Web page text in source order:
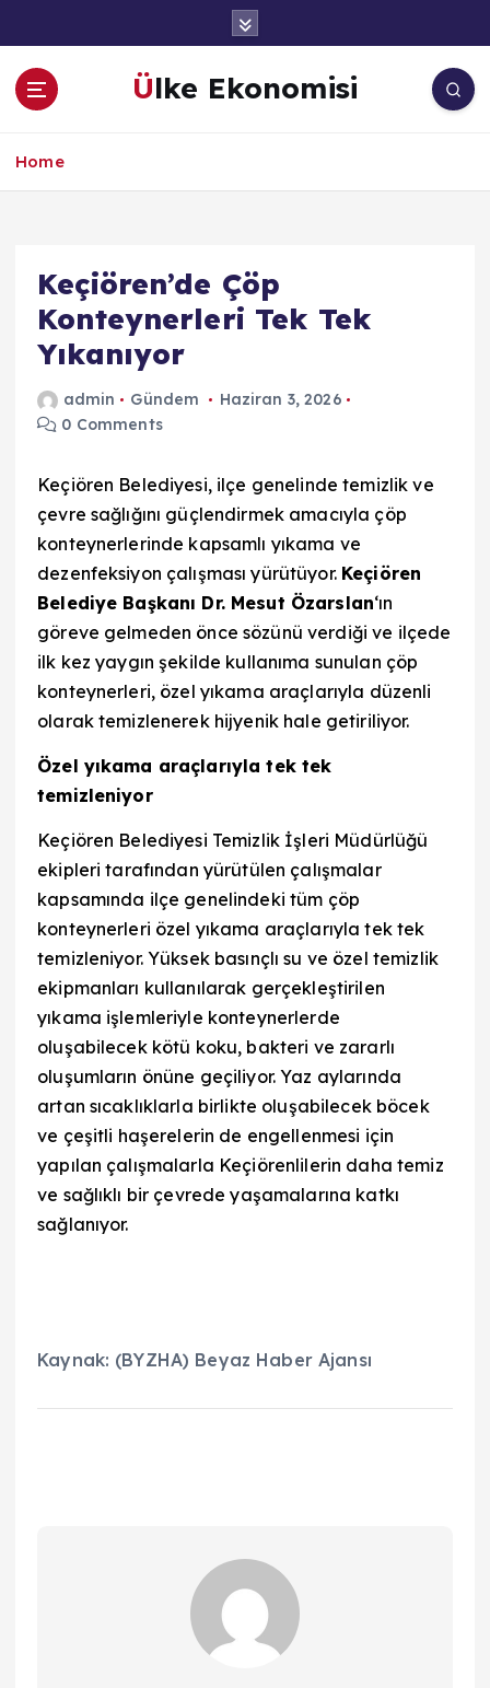
a
Ülke Ekonomisi
Home
Keçiören’de Çöp
Konteynerleri Tek Tek
Yıkanıyor
admin Gündem
Haziran 3, 2026
0 Comments
Keçiören Belediyesi, ilçe genelinde temizlik ve
çevre sağlığını güçlendirmek amacıyla çöp
konteynerlerinde kapsamlı yıkama ve
dezenfeksiyon çalışması yürütüyor. Keçiören
Belediye Başkanı Dr. Mesut Özarslan‘ın
göreve gelmeden önce sözünü verdiği ve ilçede
ilk kez yaygın şekilde kullanıma sunulan çöp
konteynerleri, özel yıkama araçlarıyla düzenli
olarak temizlenerek hijyenik hale getiriliyor.
Özel yıkama araçlarıyla tek tek
temizleniyor
Keçiören Belediyesi Temizlik İşleri Müdürlüğü
ekipleri tarafından yürütülen çalışmalar
kapsamında ilçe genelindeki tüm çöp
konteynerleri özel yıkama araçlarıyla tek tek
temizleniyor. Yüksek basınçlı su ve özel temizlik
ekipmanları kullanılarak gerçekleştirilen
yıkama işlemleriyle konteynerlerde
oluşabilecek kötü koku, bakteri ve zararlı
oluşumların önüne geçiliyor. Yaz aylarında
artan sıcaklıklarla birlikte oluşabilecek böcek
ve çeşitli haşerelerin de engellenmesi için
yapılan çalışmalarla Keçiörenlilerin daha temiz
ve sağlıklı bir çevrede yaşamalarına katkı
sağlanıyor.
Kaynak: (BYZHA) Beyaz Haber Ajansı